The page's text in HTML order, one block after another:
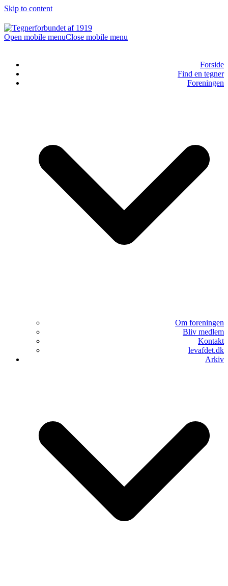
Skip to content
Open mobile menuClose mobile menu
Forside
Find en tegner
Foreningen
Om foreningen
Bliv medlem
Kontakt
levafdet.dk
Arkiv